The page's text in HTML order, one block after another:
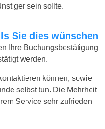
sein sollte.
Sie dies wünschen
Ihre Buchungsbestätigung
werden.
können, sowie
selbst tun. Die Mehrheit
Service sehr zufrieden